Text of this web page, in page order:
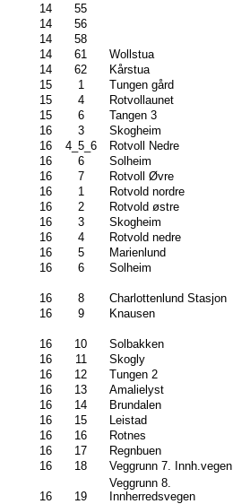
14 55
14
56
14
58
14
61 Wollstua
14
62 Kårstua
15
1 Tungen gård
15
4
Rotvollaunet
15
6 Tangen 3
16
3
Skogheim
16
4_5_6
Rotvoll Nedre
16
6
Solheim
16
7
Rotvoll Øvre
16
1 Rotvold nordre
16
2 Rotvold østre
16
3 Skogheim
16
4 Rotvold nedre
16
5 Marienlund
16
6 Solheim
16 8 Charlottenlund Stasjon
16
9 Knausen
16 10 Solbakken
16
11 Skogly
16
12 Tungen 2
16
13 Amalielyst
16
14 Brundalen
16
15 Leistad
16
16 Rotnes
16
17 Regnbuen
16
18 Veggrunn 7. Innh.vegen
16 19
Veggrunn 8.
Innherredsvegen